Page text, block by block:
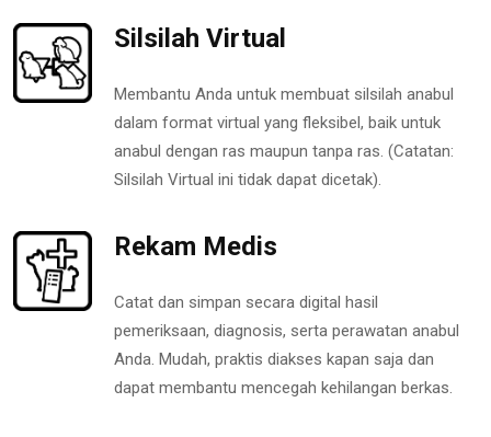
Silsilah Virtual
Membantu Anda untuk membuat silsilah anabul
dalam format virtual yang fleksibel, baik untuk
anabul dengan ras maupun tanpa ras. (Catatan:
Silsilah Virtual ini tidak dapat dicetak).
Rekam Medis
Catat dan simpan secara digital hasil
pemeriksaan, diagnosis, serta perawatan anabul
Anda. Mudah, praktis diakses kapan saja dan
dapat membantu mencegah kehilangan berkas.